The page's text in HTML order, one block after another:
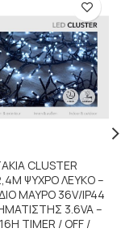
CLUSTER
ΨΥΧΡΟ ΛΕΥΚΟ –
ΜΑΥΡΟ 36V/IP44
3.6VA –
TIMER / OFF /